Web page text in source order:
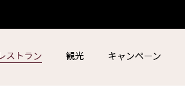
レストラン 観光 キャンペーン